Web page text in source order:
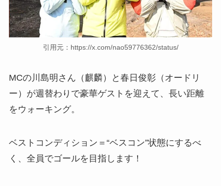
引用元：https://x.com/nao59776362/status/
MCの川島明さん（麒麟）と春日俊彰（オードリ
ー）が週替わりで豪華ゲストを迎えて、長い距離
をウォーキング。
ベストコンディション＝“ベスコン”状態にするべ
く、全員でゴールを目指します！